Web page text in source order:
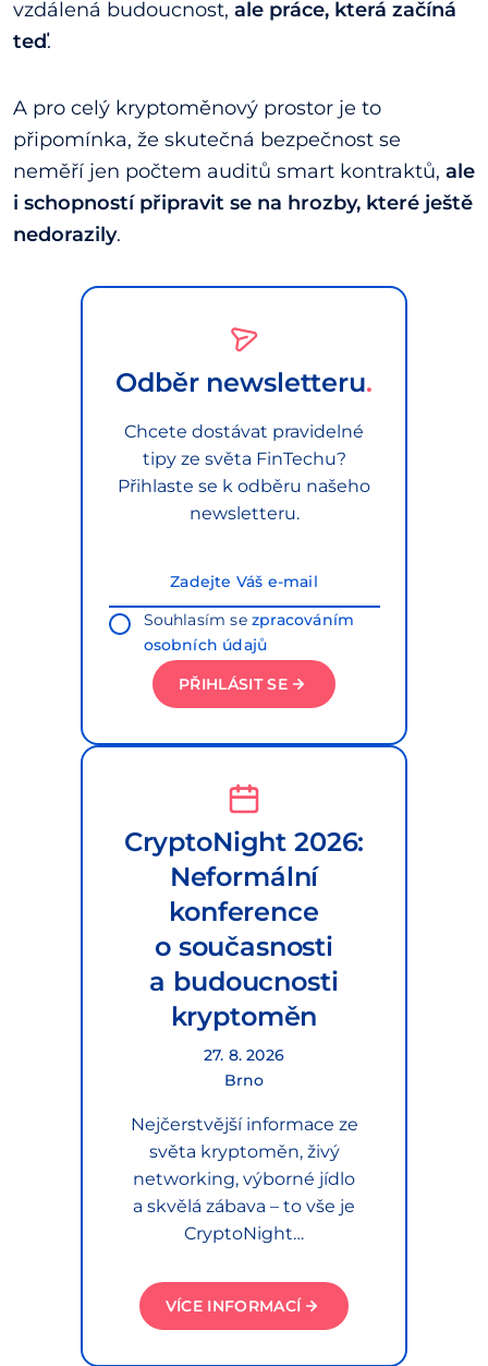
vzdálená budoucnost, ale práce, která začíná
teď.
A pro celý kryptoměnový prostor je to
připomínka, že skutečná bezpečnost se
neměří jen počtem auditů smart kontraktů, ale
i schopností připravit se na hrozby, které ještě
nedorazily.
Odběr newsletteru
Chcete dostávat pravidelné
tipy ze světa FinTechu?
Přihlaste se k odběru našeho
newsletteru.
Souhlasím sezpracováním
osobních údajů
PŘIHLÁSIT SE
CryptoNight 2026:
Neformální
konference
o současnosti
a budoucnosti
kryptoměn
27. 8. 2026
Brno
Nejčerstvější informace ze
světa kryptoměn, živý
networking, výborné jídlo
a skvělá zábava – to vše je
CryptoNight…
VÍCE INFORMACÍ